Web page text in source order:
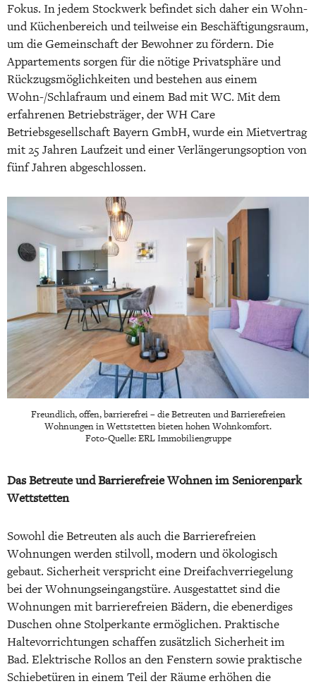
Fokus. In jedem Stockwerk befindet sich daher ein Wohn-
und Küchenbereich und teilweise ein Beschäftigungsraum,
um die Gemeinschaft der Bewohner zu fördern. Die
Appartements sorgen für die nötige Privatsphäre und
Rückzugsmöglichkeiten und bestehen aus einem
Wohn-/Schlafraum und einem Bad mit WC. Mit dem
erfahrenen Betriebsträger, der WH Care
Betriebsgesellschaft Bayern GmbH, wurde ein Mietvertrag
mit 25 Jahren Laufzeit und einer Verlängerungsoption von
fünf Jahren abgeschlossen.
Freundlich, offen, barrierefrei – die Betreuten und Barrierefreien
Wohnungen in Wettstetten bieten hohen Wohnkomfort.
Foto-Quelle: ERL Immobiliengruppe
Das Betreute und Barrierefreie Wohnen im Seniorenpark
Wettstetten
Sowohl die Betreuten als auch die Barrierefreien
Wohnungen werden stilvoll, modern und ökologisch
gebaut. Sicherheit verspricht eine Dreifachverriegelung
bei der Wohnungseingangstüre. Ausgestattet sind die
Wohnungen mit barrierefreien Bädern, die ebenerdiges
Duschen ohne Stolperkante ermöglichen. Praktische
Haltevorrichtungen schaffen zusätzlich Sicherheit im
Bad. Elektrische Rollos an den Fenstern sowie praktische
Schiebetüren in einem Teil der Räume erhöhen die